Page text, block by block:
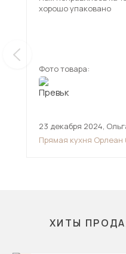
хорошо упаковано
Фото товара:
23 декабря 2024,
Прямая кухня Орлеан
ХИТЫ